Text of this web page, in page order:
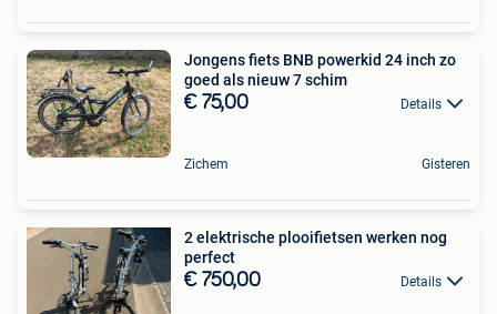
Jongens fiets BNB powerkid 24 inch zo
goed als nieuw 7 schim
€ 75,00 Details
Zichem Gisteren
2 elektrische plooifietsen werken nog
perfect
€ 750,00 Details